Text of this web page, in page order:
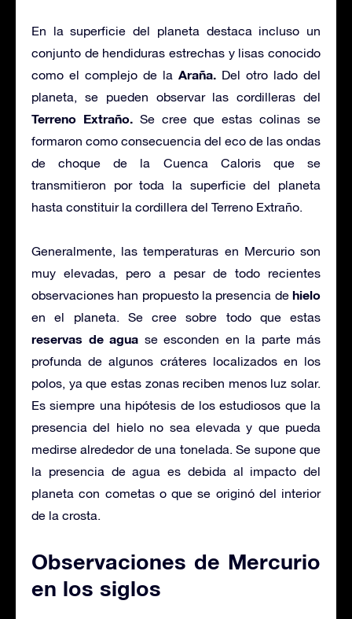
En la superficie del planeta destaca incluso un
conjunto de hendiduras estrechas y lisas conocido
como el complejo de la Araña. Del otro lado del
planeta, se pueden observar las cordilleras del
Terreno Extraño.Se cree que estas colinas se
formaron como consecuencia del eco de las ondas
de choque de la Cuenca Caloris que se
transmitieron por toda la superficie del planeta
hasta constituir la cordillera del Terreno Extraño.
Generalmente, las temperaturas en Mercurio son
muy elevadas, pero a pesar de todo recientes
observaciones han propuesto la presencia dehielo
en el planeta. Se cree sobre todo que estas
reservas de agua se esconden en la parte más
profunda de algunos cráteres localizados en los
polos, ya que estas zonas reciben menos luz solar.
Es siempre una hipótesis de los estudiosos que la
presencia del hielo no sea elevada y que pueda
medirse alrededor de una tonelada. Se supone que
la presencia de agua es debida al impacto del
planeta con cometas o que se originó del interior
de la crosta.
Observaciones de Mercurio
en los siglos